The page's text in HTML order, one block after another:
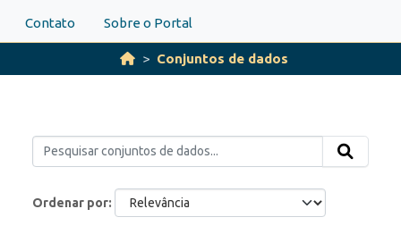
Contato Sobre o Portal
Conjuntos de dados
Ordenar por